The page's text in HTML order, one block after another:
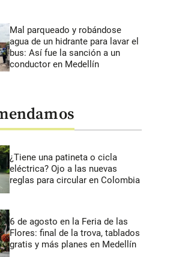
Mal parqueado y robándose
agua de un hidrante para lavar el
bus: Así fue la sanción a un
conductor en Medellín
¿Tiene una patineta o cicla
eléctrica? Ojo a las nuevas
reglas para circular en Colombia
6 de agosto en la Feria de las
Flores: final de la trova, tablados
gratis y más planes en Medellín